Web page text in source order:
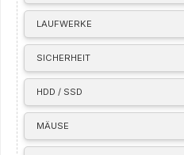
LAUFWERKE
SICHERHEIT
HDD / SSD
MÄUSE